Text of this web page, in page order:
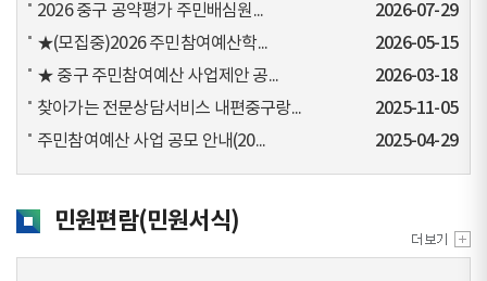
2026 중구 공약평가 주민배심원...
2026-07-29
★(모집중)2026 주민참여예산학...
2026-05-15
★ 중구 주민참여예산 사업제안 공...
2026-03-18
찾아가는 전문상담서비스 내편중구랑...
2025-11-05
주민참여예산 사업 공모 안내(20...
2025-04-29
민원편람(민원서식)